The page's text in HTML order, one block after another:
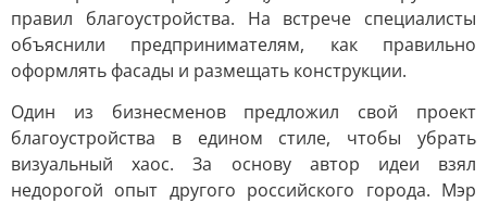
правил благоустройства. На встрече специалисты
объяснили предпринимателям, как правильно
оформлять фасады и размещать конструкции.
Один из бизнесменов предложил свой проект
благоустройства в едином стиле, чтобы убрать
визуальный хаос. За основу автор идеи взял
недорогой опыт другого российского города. Мэр